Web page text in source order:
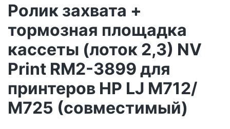
Ролик захвата +
тормозная площадка
кассеты (лоток 2,3) NV
Print RM2-3899 для
принтеров HP LJ M712/
M725 (совместимый)